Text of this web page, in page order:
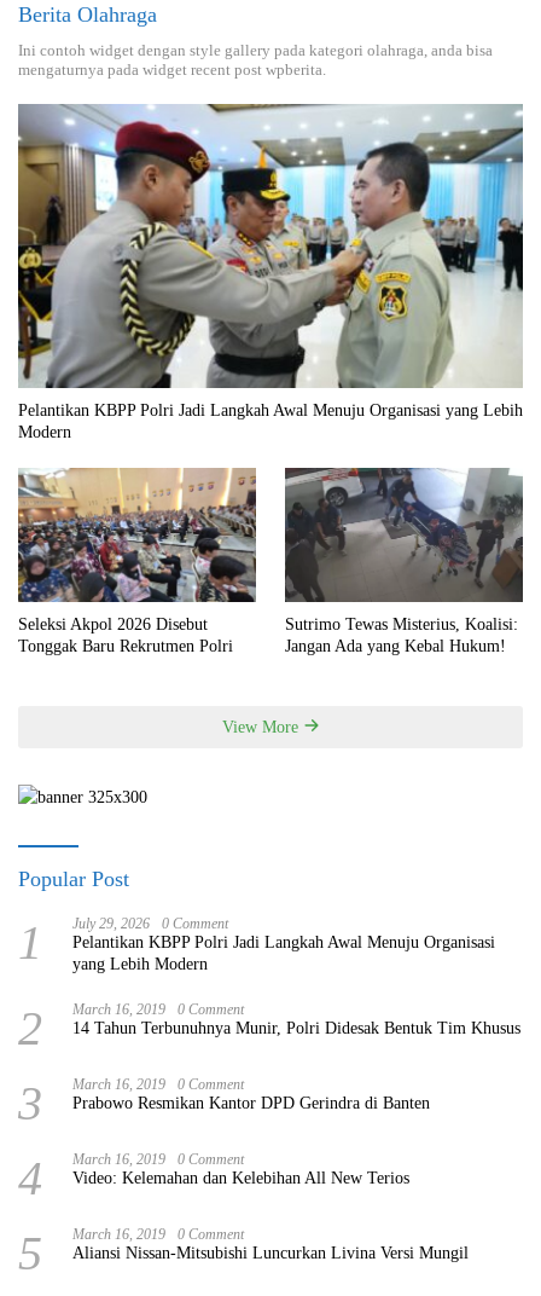
Berita Olahraga
Ini contoh widget dengan style gallery pada kategori olahraga, anda bisa
mengaturnya pada widget recent post wpberita.
Pelantikan KBPP Polri Jadi Langkah Awal Menuju Organisasi yang Lebih
Modern
Seleksi Akpol 2026 Disebut
Tonggak Baru Rekrutmen Polri
Sutrimo Tewas Misterius, Koalisi:
Jangan Ada yang Kebal Hukum!
View More
Popular Post
1 July 29, 2026 0 Comment
Pelantikan KBPP Polri Jadi Langkah Awal Menuju Organisasi
yang Lebih Modern
2 March 16, 2019 0 Comment
14 Tahun Terbunuhnya Munir, Polri Didesak Bentuk Tim Khusus
3 March 16, 2019 0 Comment
Prabowo Resmikan Kantor DPD Gerindra di Banten
4 March 16, 2019 0 Comment
Video: Kelemahan dan Kelebihan All New Terios
5 March 16, 2019 0 Comment
Aliansi Nissan-Mitsubishi Luncurkan Livina Versi Mungil